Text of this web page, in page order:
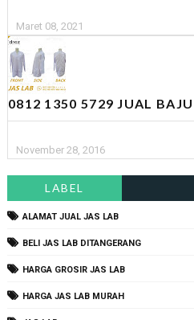
Maret 08, 2021
0812 1350 5729 JUAL
November 28, 2016
LABEL
ALAMAT JUAL JAS LAB
BELI JAS LAB DITANGERANG
HARGA GROSIR JAS LAB
HARGA JAS LAB MURAH